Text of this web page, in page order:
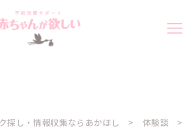
探し・情報収集ならあかほし 体験談